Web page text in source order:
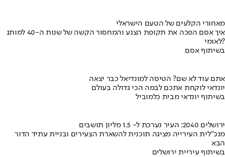
מאחורי הקלעים של הטעם הישראלי
איך אסם הפכה את תקופת הצנע והמחסור הקשה של שנות ה-40 למותג
לאומי?
בשיתוף אסם
אתם עוד לא שם? הטיסה למונדיאל כבר יצאה
יונדאי לוקחת אתכם לבמה הכי גדולה בעולם
בשיתוף יונדאי מבית כלמוביל
ירושלים 2040: העיר נערכת ל- 1.5 מליון תושבים
מנכ"לית העירייה מציגה תוכנית להשארת הצעירים ובניית עתיד הדור
הבא
בשיתוף עיריית ירושלים